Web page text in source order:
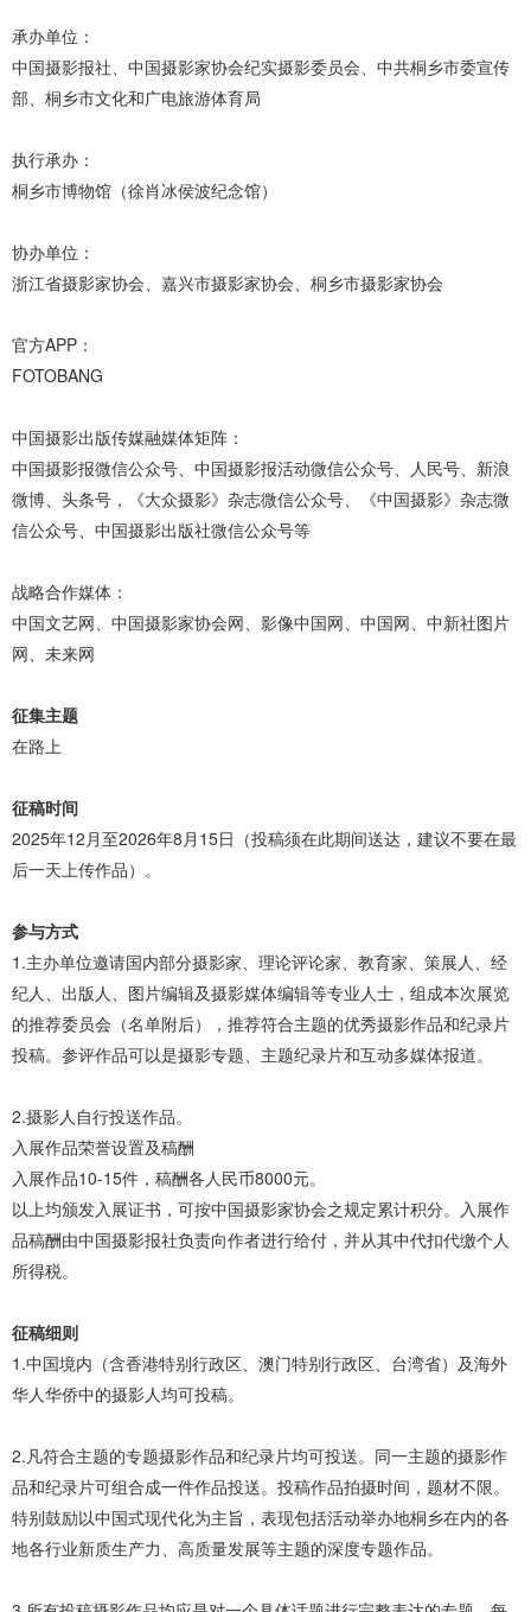
承办单位：
中国摄影报社、中国摄影家协会纪实摄影委员会、中共桐乡市委宣传
部、桐乡市文化和广电旅游体育局
执行承办：
桐乡市博物馆（徐肖冰侯波纪念馆）
协办单位：
浙江省摄影家协会、嘉兴市摄影家协会、桐乡市摄影家协会
官方APP：
FOTOBANG
中国摄影出版传媒融媒体矩阵：
中国摄影报微信公众号、中国摄影报活动微信公众号、人民号、新浪
微博、头条号，《大众摄影》杂志微信公众号、《中国摄影》杂志微
信公众号、中国摄影出版社微信公众号等
战略合作媒体：
中国文艺网、中国摄影家协会网、影像中国网、中国网、中新社图片
网、未来网
征集主题
在路上
征稿时间
2025年12月至2026年8月15日（投稿须在此期间送达，建议不要在最
后一天上传作品）。
参与方式
1.主办单位邀请国内部分摄影家、理论评论家、教育家、策展人、经
纪人、出版人、图片编辑及摄影媒体编辑等专业人士，组成本次展览
的推荐委员会（名单附后），推荐符合主题的优秀摄影作品和纪录片
投稿。参评作品可以是摄影专题、主题纪录片和互动多媒体报道。
2.摄影人自行投送作品。
入展作品荣誉设置及稿酬
入展作品10-15件，稿酬各人民币8000元。
以上均颁发入展证书，可按中国摄影家协会之规定累计积分。入展作
品稿酬由中国摄影报社负责向作者进行给付，并从其中代扣代缴个人
所得税。
征稿细则
1.中国境内（含香港特别行政区、澳门特别行政区、台湾省）及海外
华人华侨中的摄影人均可投稿。
2.凡符合主题的专题摄影作品和纪录片均可投送。同一主题的摄影作
品和纪录片可组合成一件作品投送。投稿作品拍摄时间，题材不限。
特别鼓励以中国式现代化为主旨，表现包括活动举办地桐乡在内的各
地各行业新质生产力、高质量发展等主题的深度专题作品。